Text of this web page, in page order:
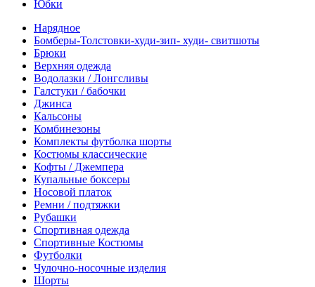
Юбки
Нарядное
Бомберы-Толстовки-худи-зип- худи- свитшоты
Брюки
Верхняя одежда
Водолазки / Лонгсливы
Галстуки / бабочки
Джинса
Кальсоны
Комбинезоны
Комплекты футболка шорты
Костюмы классические
Кофты / Джемпера
Купальные боксеры
Носовой платок
Ремни / подтяжки
Рубашки
Спортивная одежда
Спортивные Костюмы
Футболки
Чулочно-носочные изделия
Шорты